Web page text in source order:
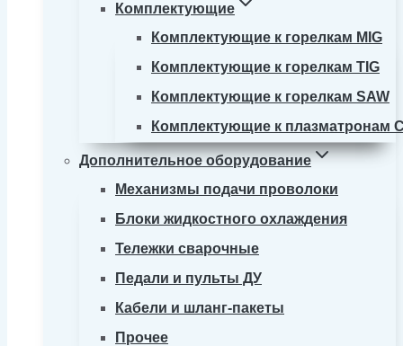
Комплектующие
Комплектующие к горелкам MIG
Комплектующие к горелкам TIG
Комплектующие к горелкам SAW
Комплектующие к плазматронам
Дополнительное оборудование
Механизмы подачи проволоки
Блоки жидкостного охлаждения
Тележки сварочные
Педали и пульты ДУ
Кабели и шланг-пакеты
Прочее